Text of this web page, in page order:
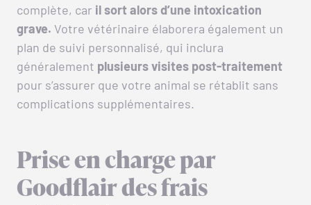
complète, car il sort alors d’une intoxication
grave. Votre vétérinaire élaborera également un
plan de suivi personnalisé, qui inclura
généralement plusieurs visites post-traitement
pour s’assurer que votre animal se rétablit sans
complications supplémentaires.
Prise en charge par
Goodflair des frais